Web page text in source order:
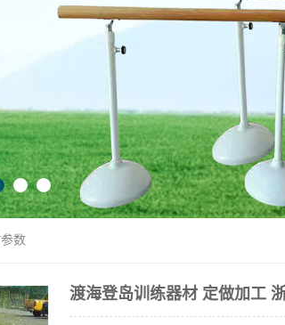
数
渡海登岛训练器材 定做加工